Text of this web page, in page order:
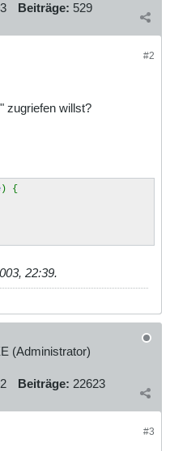
Beiträge: 529
#2
zugriefen willst?
) {
22:39.
(Administrator)
Beiträge: 22623
#3